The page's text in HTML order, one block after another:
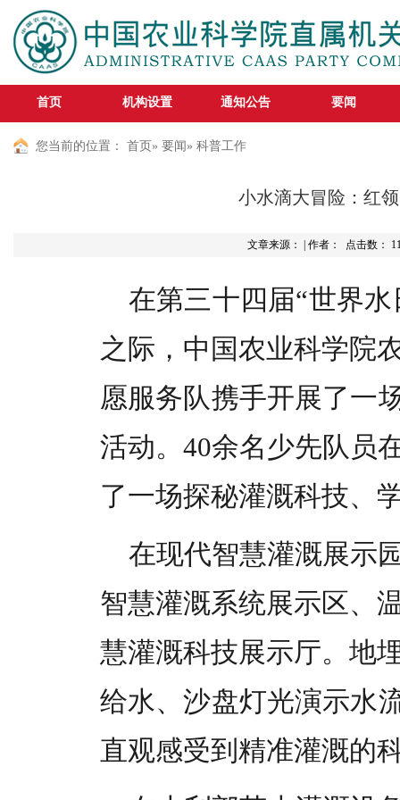
首页 机构设置 通知公告 要闻
您当前的位置： 首页 » 要闻 » 科普工作
小水滴大冒险：红
文章来源： | 作者： 点击数：
在第三十四届“世界
之际，中国农业科学院
愿服务队携手开展了一
活动。40余名少先队员
了一场探秘灌溉科技、
在现代智慧灌溉展示
智慧灌溉系统展示区、
慧灌溉科技展示厅。地
给水、沙盘灯光演示水
直观感受到精准灌溉的